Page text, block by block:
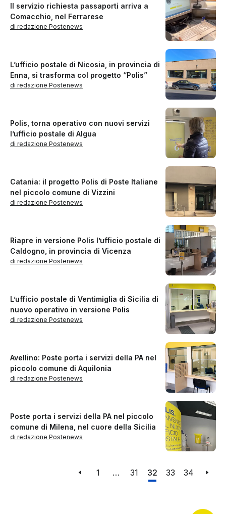
Il servizio richiesta passaporti arriva a
Comacchio, nel Ferrarese
di redazione Postenews
L’ufficio postale di Nicosia, in provincia di
Enna, si trasforma col progetto “Polis”
di redazione Postenews
Polis, torna operativo con nuovi servizi
l’ufficio postale di Algua
di redazione Postenews
Catania: il progetto Polis di Poste Italiane
nel piccolo comune di Vizzini
di redazione Postenews
Riapre in versione Polis l’ufficio postale di
Caldogno, in provincia di Vicenza
di redazione Postenews
L’ufficio postale di Ventimiglia di Sicilia di
nuovo operativo in versione Polis
di redazione Postenews
Avellino: Poste porta i servizi della PA nel
piccolo comune di Aquilonia
di redazione Postenews
Poste porta i servizi della PA nel piccolo
comune di Milena, nel cuore della Sicilia
di redazione Postenews
1 … 31 32 33 34